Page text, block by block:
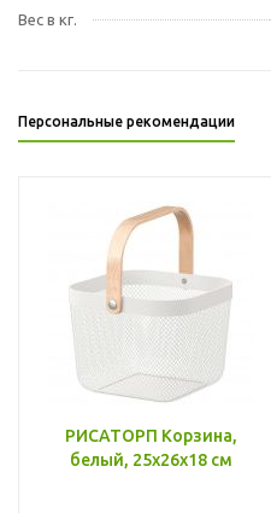
Вес в кг.
Персональные рекомендации
РИСАТОРП Корзина,
белый, 25x26x18 см